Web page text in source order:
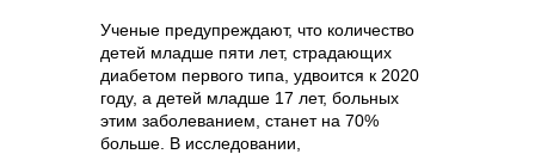
Ученые предупреждают, что количество
детей младше пяти лет, страдающих
диабетом первого типа, удвоится к 2020
году, а детей младше 17 лет, больных
этим заболеванием, станет на 70%
больше. В исследовании,